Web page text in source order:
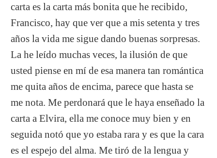
carta es la carta más bonita que he recibido,
Francisco, hay que ver que a mis setenta y tres
años la vida me sigue dando buenas sorpresas.
La he leído muchas veces, la ilusión de que
usted piense en mí de esa manera tan romántica
me quita años de encima, parece que hasta se
me nota. Me perdonará que le haya enseñado la
carta a Elvira, ella me conoce muy bien y en
seguida notó que yo estaba rara y es que la cara
es el espejo del alma. Me tiró de la lengua y